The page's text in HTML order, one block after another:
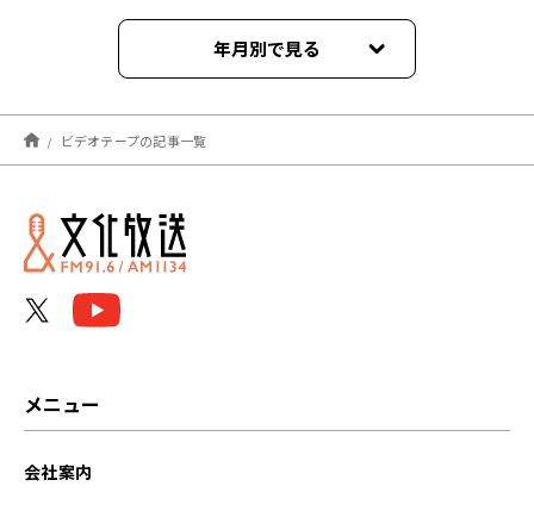
年月別で見る
2023年04月
ビデオテープの記事一覧
メニュー
会社案内